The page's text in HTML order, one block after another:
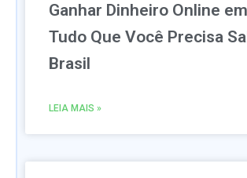
Ganhar Dinheiro Online
Tudo Que Você Precisa
Brasil
LEIA MAIS »